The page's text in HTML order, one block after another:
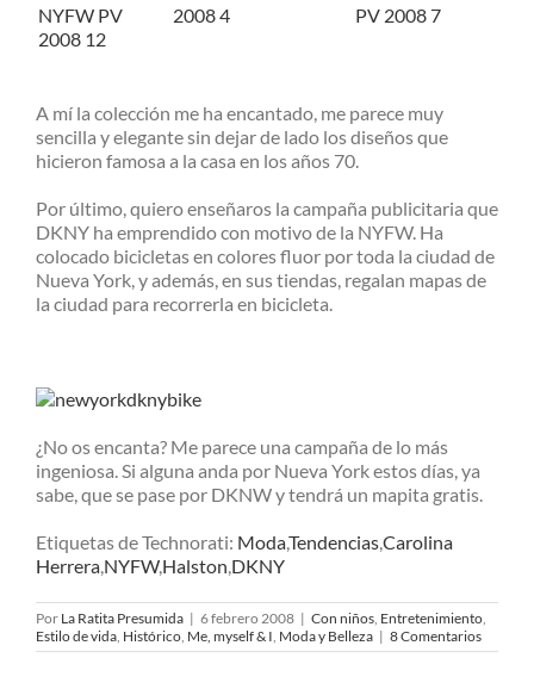
A mí la colección me ha encantado, me parece muy
sencilla y elegante sin dejar de lado los diseños que
hicieron famosa a la casa en los años 70.
Por último, quiero enseñaros la campaña publicitaria que
DKNY ha emprendido con motivo de la NYFW. Ha
colocado bicicletas en colores fluor por toda la ciudad de
Nueva York, y además, en sus tiendas, regalan mapas de
la ciudad para recorrerla en bicicleta.
¿No os encanta? Me parece una campaña de lo más
ingeniosa. Si alguna anda por Nueva York estos días, ya
sabe, que se pase por DKNW y tendrá un mapita gratis.
Etiquetas de Technorati: Moda,Tendencias,Carolina
Herrera,NYFW,Halston,DKNY
Por La Ratita Presumida | 6 febrero 2008 | Con niños, Entretenimiento,
Estilo de vida, Histórico, Me, myself & I, Moda y Belleza | 8 Comentarios